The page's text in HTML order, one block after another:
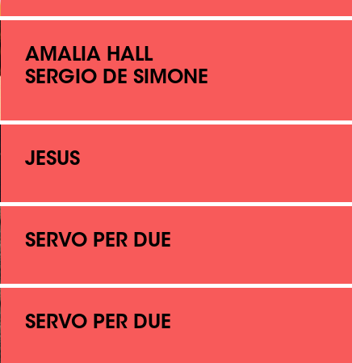
AMALIA HALL
SERGIO DE SIMONE
JESUS
SERVO PER DUE
SERVO PER DUE